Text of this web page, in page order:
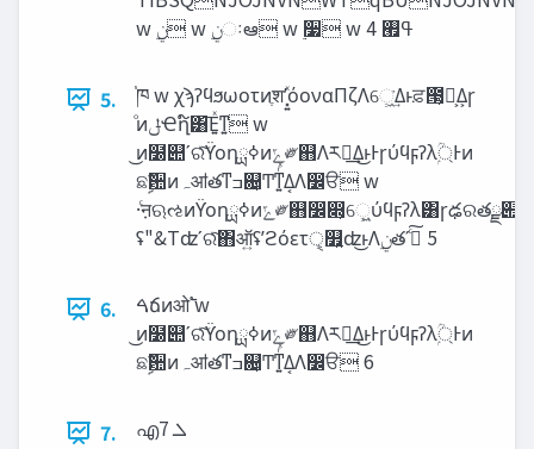
w ࣮‫ݧ‬ w ࣮‫ݧ‬ઃఆ w ࣮૷ w ߟ࡯ 4
5.
֓ཁ w χϡʔϥϧωοτͷֶशʹ͓͍ͯόοναΠζΛେ͖͘͢Δͱਫ਼౓͕Լ͕Δ͕ɼ
ͦͷ‫ݪ‬Ҽղ໌͸͞Ε͍ͯͳ͍ w
͜ͷ໰୊ʹରͯ͠ϔοηߦྻͷ‫ݻ‬༗஋Λར༻͢Δ͜ͱͰɼύϥϝʔλ্ۭؒͰͷ
ଛࣦؔ਺ͷ‫ॴہ‬తͳߏ଄͕Ͳ͏ͳ͍ͬͯΔ͔Λ෼ੳ w
·ͨऩଋઌͷϔοηߦྻͷ‫ݻ‬༗஋෼෍͕େ͖͍ύϥϝʔλ͸ɼఢରతྫ୊
ʢ"&Tʣʹରͯ͠΋ऑ͍ʢʹϩόετੑ͕௿͍ʣ͜ͱΛ࣮‫ݧ‬తʹࣔͨ͠ 5
6.
ࠓճͷओ࣠ w
͜ͷ໰୊ʹରͯ͠ϔοηߦྻͷ‫ݻ‬༗஋Λར༻͢Δ͜ͱͰɼύϥϝʔλ্ۭؒͰͷ
ଛࣦؔ਺ͷ‫ॴہ‬తͳߏ଄͕Ͳ͏ͳ͍ͬͯΔ͔Λ෼ੳ 6
7. എ‫ܠ‬ 7